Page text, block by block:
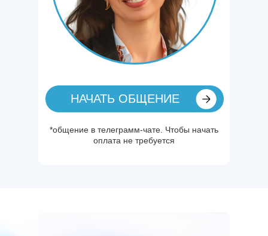
*общение в телеграмм-чате. Чтобы начать
оплата не требуется
НАЧАТЬ ОБЩЕНИЕ